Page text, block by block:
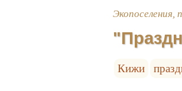
Экопоселения,
Кижи